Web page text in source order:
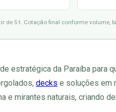
de 5 t. Cotação final conforme volume,
estratégica da Paraíba para
decks e soluções em
e mirantes naturais, criando